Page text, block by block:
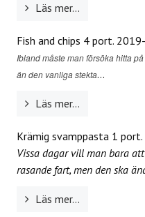
Läs mer...
Fish and chips 4 port.
Ibland måste man försöka hitta
än den vanliga stekta...
Läs mer...
Krämig svamppasta 1 port.
Vissa dagar vill man bara
rasande fart, men den ska
Läs mer...